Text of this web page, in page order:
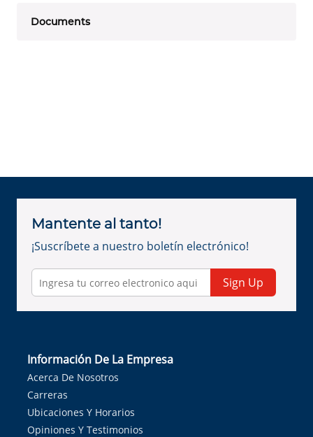
Documents
Mantente al tanto!
¡Suscríbete a nuestro boletín electrónico!
Sign Up
Información De La Empresa
Acerca De Nosotros
Carreras
Ubicaciones Y Horarios
Opiniones Y Testimonios